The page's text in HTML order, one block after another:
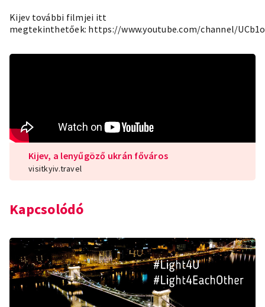
Kijev további filmjei itt
megtekinthetőek: https://www.youtube.com/channel/
Kijev, a lenyűgöző ukrán főváros
visitkyiv.travel
Kapcsolódó